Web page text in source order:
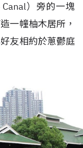
）旁的一塊
一幢柚木居所，
友相約於蔥鬱庭